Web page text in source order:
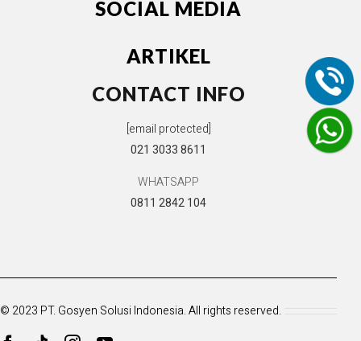
SOCIAL MEDIA
ARTIKEL
CONTACT INFO
[email protected]
021 3033 8611
WHATSAPP
0811 2842 104
© 2023 PT. Gosyen Solusi Indonesia. All rights reserved.